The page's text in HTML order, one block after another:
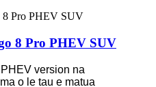
8 Pro PHEV SUV
version na
o le tau e matua